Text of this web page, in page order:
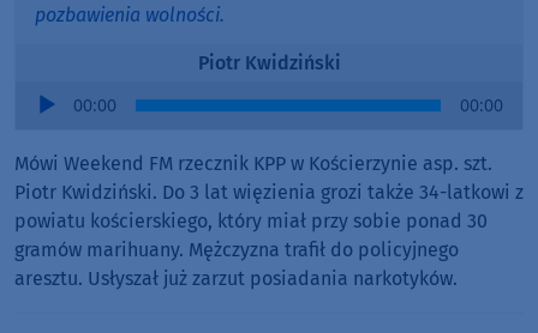
pozbawienia wolności.
Piotr Kwidziński
Audio
00:00 00:00
Mówi Weekend FM rzecznik KPP w Kościerzynie asp. szt.
Piotr Kwidziński. Do 3 lat więzienia grozi także 34-latkowi z
powiatu kościerskiego, który miał przy sobie ponad 30
gramów marihuany. Mężczyzna trafił do policyjnego
aresztu. Usłyszał już zarzut posiadania narkotyków.